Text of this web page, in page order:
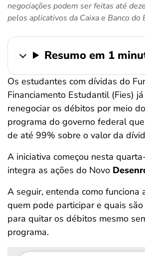
negociações podem ser feitas até
pelos aplicativos da Caixa e Banco do
Resumo em 1
Os estudantes com dívidas do
Financiamento Estudantil (Fies)
renegociar os débitos por meio do
programa do governo federal
de até 99% sobre o valor da
A iniciativa começou nesta
integra as ações do Novo
A seguir, entenda como funciona
quem pode participar e quais
para quitar os débitos mesmo
programa.